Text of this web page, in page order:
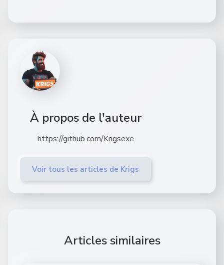
À propos de l'auteur
https://github.com/Krigsexe
Voir tous les articles de Krigs
Articles similaires